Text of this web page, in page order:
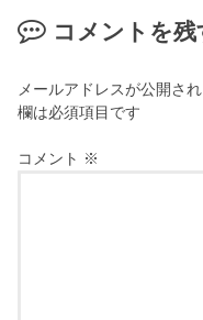
コメントを残
メールアドレスが公開さ
欄は必須項目です
コメント ※